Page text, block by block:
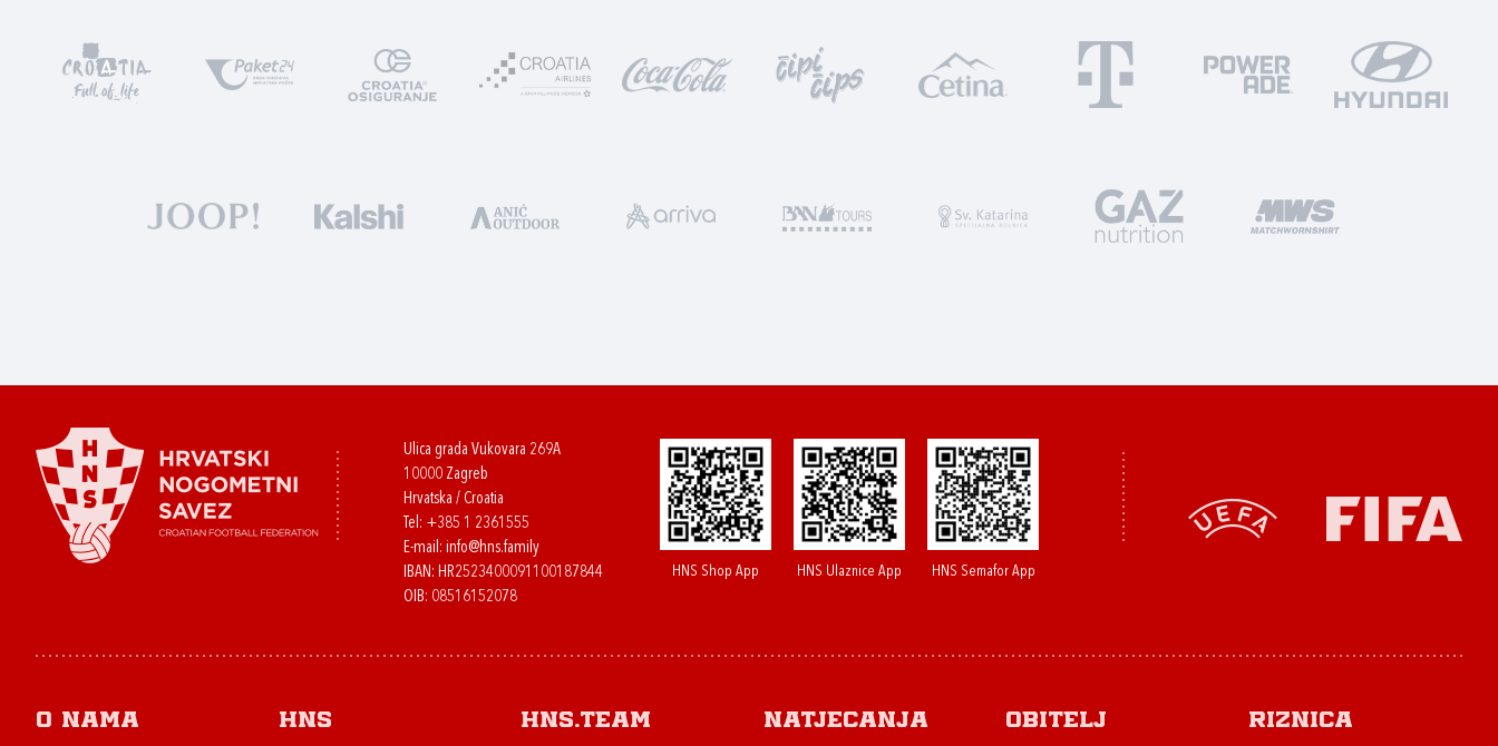
Ulica grada Vukovara 269A
10000 Zagreb
Hrvatska / Croatia
Tel: +385 1 2361555
E-mail: info@hns.family
IBAN: HR2523400091100187844
OIB: 08516152078
HNS Shop App HNS Ulaznice App HNS Semafor App
O nama HNS HNS.team Natjecanja Obitelj Riznica